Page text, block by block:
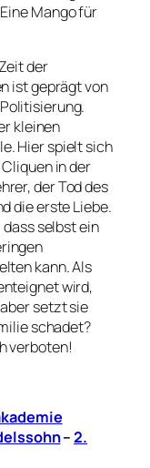
Mango für
der
ist geprägt von
kleinen
Hier spielt sich
in der
der Tod des
die erste Liebe.
selbst ein
kann. Als
wird,
setzt sie
schadet?
verboten!
–2.